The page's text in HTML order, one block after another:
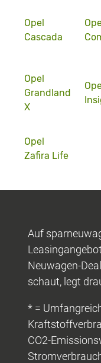
Opel
Cascada
Opel
Grandland
X
Opel
Zafira Life
Auf
Neuwagen-
schaut, legt
* =
CO2-